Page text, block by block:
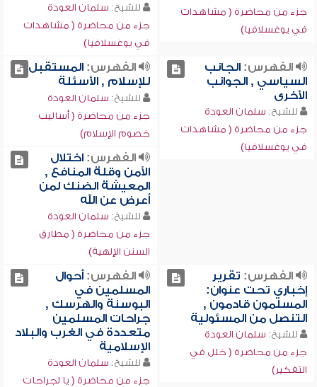
جزء من محاضرة ( مشاهدات
في يوغسلافيا)
للشيخ: سلمان العودة
جزء من محاضرة ( مشاهدات
في يوغسلافيا)
الفهرس:الجانب
السياسي , الجوانب
الأخرى
للشيخ: سلمان العودة
جزء من محاضرة ( مشاهدات
في يوغسلافيا)
الفهرس:المستقبل
للإسلام , الأسئلة
للشيخ: سلمان العودة
جزء من محاضرة ( أساليب
خصوم الإسلام)
الفهرس:اختلال
الأمن وقلة المنافع ,
المعيشة الضنك لمن
أعرض عن الله
للشيخ: سلمان العودة
جزء من محاضرة ( مطارق
السنن الإلهية)
الفهرس: تقرير
إخباري تحت عنوان:
المسلمون قادمون ,
التنصل من المسئولية
للشيخ: سلمان العودة
جزء من محاضرة ( خلل في
التفكير)
الفهرس:أحوال
المسلمين في
البوسنة والهرسك ,
جراحات المسلمين
متعددة في الغرب والبلاد
الإسلامية
للشيخ: سلمان العودة
جزء من محاضرة ( يا لجراحات